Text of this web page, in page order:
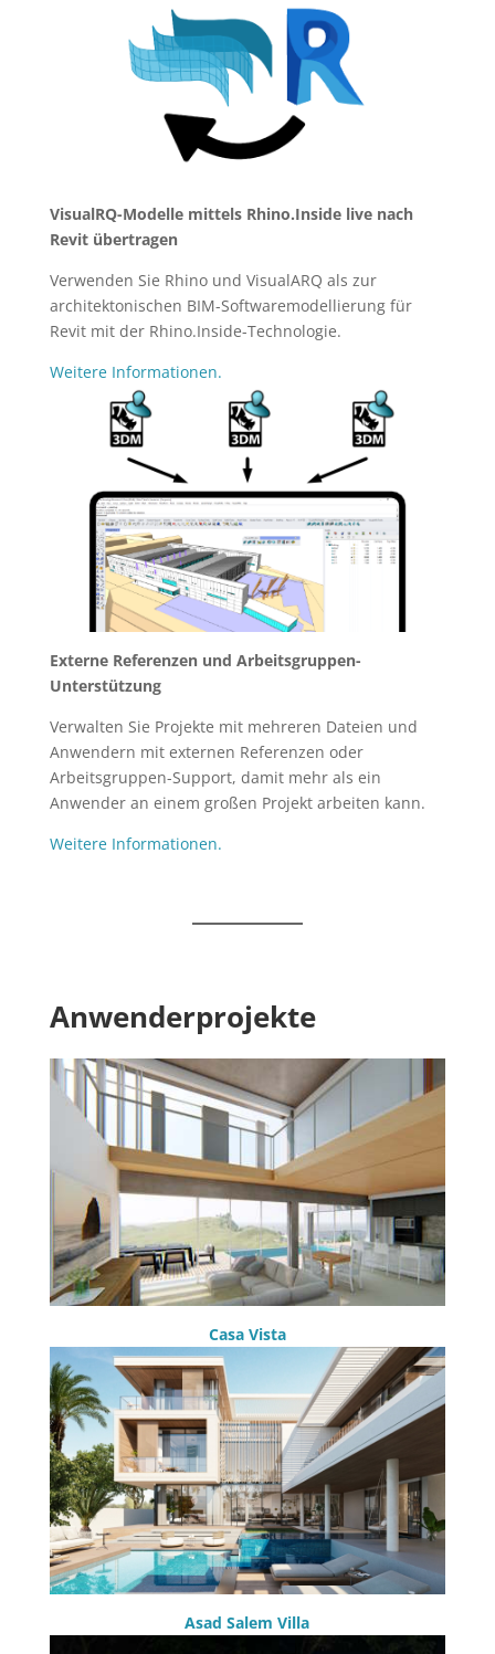
VisualRQ-Modelle mittels Rhino.Inside live nach
Revit übertragen
Verwenden Sie Rhino und VisualARQ als zur
architektonischen BIM-Softwaremodellierung für
Revit mit der Rhino.Inside-Technologie.
Weitere Informationen.
Externe Referenzen und Arbeitsgruppen-
Unterstützung
Verwalten Sie Projekte mit mehreren Dateien und
Anwendern mit externen Referenzen oder
Arbeitsgruppen-Support, damit mehr als ein
Anwender an einem großen Projekt arbeiten kann.
Weitere Informationen.
Anwenderprojekte
Casa Vista
Asad Salem Villa